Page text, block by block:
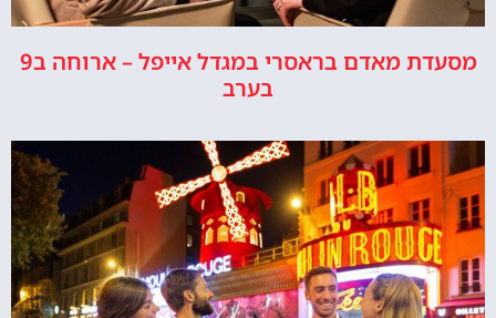
מסעדת מאדם בראסרי במגדל אייפל – ארוחה ב9
בערב